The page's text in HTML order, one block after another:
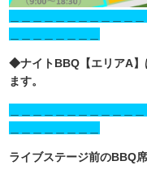
◆ナイトBBQ【エリアA】
ます。
ライブステージ前のBBQ席